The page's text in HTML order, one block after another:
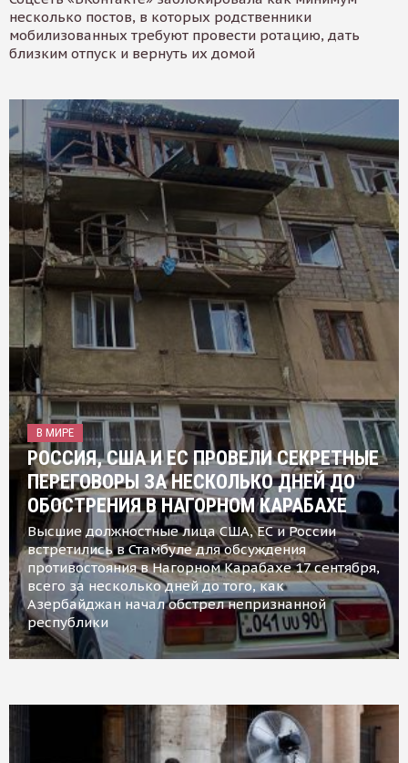
несколько постов, в которых родственники
мобилизованных требуют провести ротацию, дать
близким отпуск и вернуть их домой
В МИРЕ
РОССИЯ, США И ЕС ПРОВЕЛИ СЕКРЕТНЫЕ
ПЕРЕГОВОРЫ ЗА НЕСКОЛЬКО ДНЕЙ ДО
ОБОСТРЕНИЯ В НАГОРНОМ КАРАБАХЕ
Высшие должностные лица США, ЕС и России
встретились в Стамбуле для обсуждения
противостояния в Нагорном Карабахе 17 сентября,
всего за несколько дней до того, как
Азербайджан начал обстрел непризнанной
республики